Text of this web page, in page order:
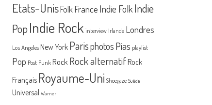
Etats-UnisFolk France Indie FolkIndie
PopIndie Rock interview Irlande Londres
Los Angeles New York Parisphotos Pias playlist
Pop Post Punk Rock Rock alternatif Rock
Français Royaume-Uni Shoegaze Suède
Universal Warner